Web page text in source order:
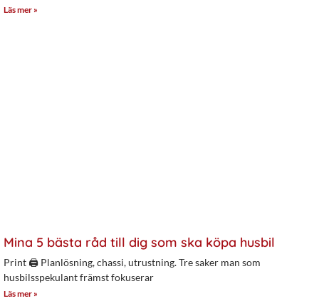
Läs mer »
Mina 5 bästa råd till dig som ska köpa husbil
Print 🖨 Planlösning, chassi, utrustning. Tre saker man som
husbilsspekulant främst fokuserar
Läs mer »